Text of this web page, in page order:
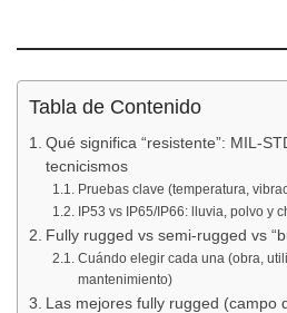
Tabla de Contenido
Qué significa “resistente”: MIL-
tecnicismos
Pruebas clave (temperatura,
IP53 vs IP65/IP66: lluvia, polvo y
Fully rugged vs semi-rugged vs
Cuándo elegir cada una (obra,
mantenimiento)
Las mejores fully rugged (campo